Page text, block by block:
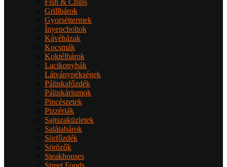
Fish & Chips
Grillbárok
Gyorséttermek
Ínyencboltok
Kávéházak
Kocsmák
Koktélbárok
Lacikonyhák
Látványpékségek
Pálinkafőzdék
Pálinkáriumok
Pincészetek
Pizzériák
Sajtszaküzletek
Salátabárok
Sörfőzdék
Sörözők
Steakhouses